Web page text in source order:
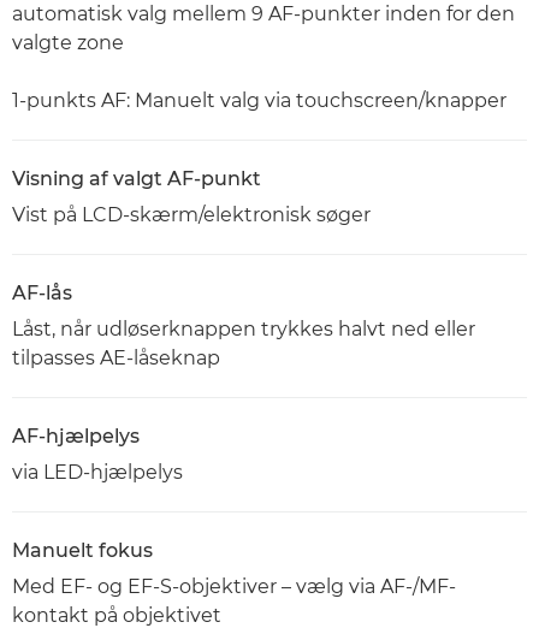
automatisk valg mellem 9 AF-punkter inden for den
valgte zone
1-punkts AF: Manuelt valg via touchscreen/knapper
Visning af valgt AF-punkt
Vist på LCD-skærm/elektronisk søger
AF-lås
Låst, når udløserknappen trykkes halvt ned eller
tilpasses AE-låseknap
AF-hjælpelys
via LED-hjælpelys
Manuelt fokus
Med EF- og EF-S-objektiver – vælg via AF-/MF-
kontakt på objektivet